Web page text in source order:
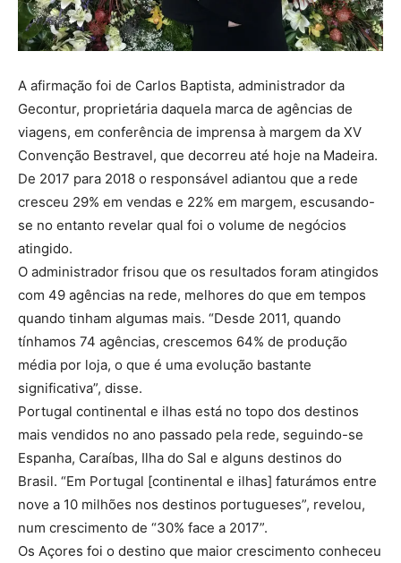
A afirmação foi de Carlos Baptista, administrador da
Gecontur, proprietária daquela marca de agências de
viagens, em conferência de imprensa à margem da XV
Convenção Bestravel, que decorreu até hoje na Madeira.
De 2017 para 2018 o responsável adiantou que a rede
cresceu 29% em vendas e 22% em margem, escusando-
se no entanto revelar qual foi o volume de negócios
atingido.
O administrador frisou que os resultados foram atingidos
com 49 agências na rede, melhores do que em tempos
quando tinham algumas mais. “Desde 2011, quando
tínhamos 74 agências, crescemos 64% de produção
média por loja, o que é uma evolução bastante
significativa”, disse.
Portugal continental e ilhas está no topo dos destinos
mais vendidos no ano passado pela rede, seguindo-se
Espanha, Caraíbas, Ilha do Sal e alguns destinos do
Brasil. “Em Portugal [continental e ilhas] faturámos entre
nove a 10 milhões nos destinos portugueses”, revelou,
num crescimento de “30% face a 2017”.
Os Açores foi o destino que maior crescimento conheceu